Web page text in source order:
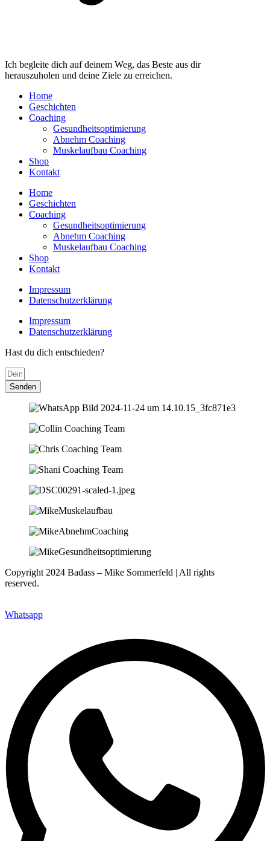
Ich begleite dich auf deinem Weg, das Beste aus dir
herauszuholen und deine Ziele zu erreichen.
Home
Geschichten
Coaching
Gesundheitsoptimierung
Abnehm Coaching
Muskelaufbau Coaching
Shop
Kontakt
Home
Geschichten
Coaching
Gesundheitsoptimierung
Abnehm Coaching
Muskelaufbau Coaching
Shop
Kontakt
Impressum
Datenschutzerklärung
Impressum
Datenschutzerklärung
Hast du dich entschieden?
Senden
Copyright 2024 Badass – Mike Sommerfeld | All rights
reserved.
Whatsapp